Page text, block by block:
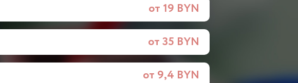
от 19 BYN
от 35 BYN
от 9,4 BYN